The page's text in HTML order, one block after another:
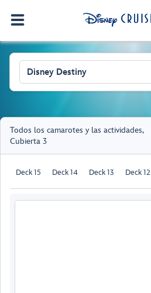
Disney Destiny
Todos los camarotes y las actividades,
Cubierta 3
Deck 15 Deck 14 Deck 13 Deck 12